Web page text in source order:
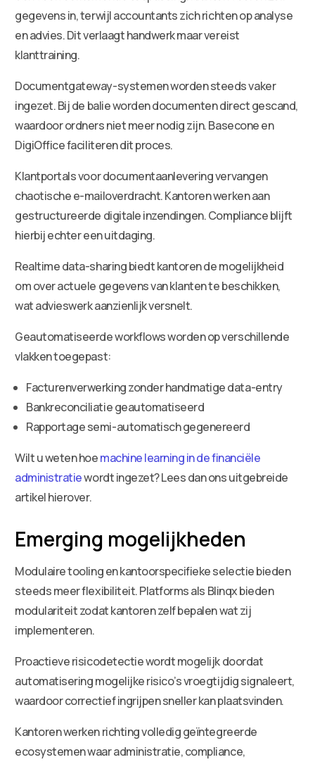
gegevens in, terwijl accountants zich richten op analyse
en advies. Dit verlaagt handwerk maar vereist
klanttraining.
Documentgateway-systemen worden steeds vaker
ingezet. Bij de balie worden documenten direct gescand,
waardoor ordners niet meer nodig zijn. Basecone en
DigiOffice faciliteren dit proces.
Klantportals voor documentaanlevering vervangen
chaotische e-mailoverdracht. Kantoren werken aan
gestructureerde digitale inzendingen. Compliance blijft
hierbij echter een uitdaging.
Realtime data-sharing biedt kantoren de mogelijkheid
om over actuele gegevens van klanten te beschikken,
wat advieswerk aanzienlijk versnelt.
Geautomatiseerde workflows worden op verschillende
vlakken toegepast:
Facturenverwerking zonder handmatige data-entry
Bankreconciliatie geautomatiseerd
Rapportage semi-automatisch gegenereerd
Wilt u weten hoemachine learning in de financiële
administratiewordt ingezet? Lees dan ons uitgebreide
artikel hierover.
Emerging mogelijkheden
Modulaire tooling en kantoorspecifieke selectie bieden
steeds meer flexibiliteit. Platforms als Blinqx bieden
modulariteit zodat kantoren zelf bepalen wat zij
implementeren.
Proactieve risicodetectie wordt mogelijk doordat
automatisering mogelijke risico’s vroegtijdig signaleert,
waardoor correctief ingrijpen sneller kan plaatsvinden.
Kantoren werken richting volledig geïntegreerde
ecosystemen waar administratie, compliance,